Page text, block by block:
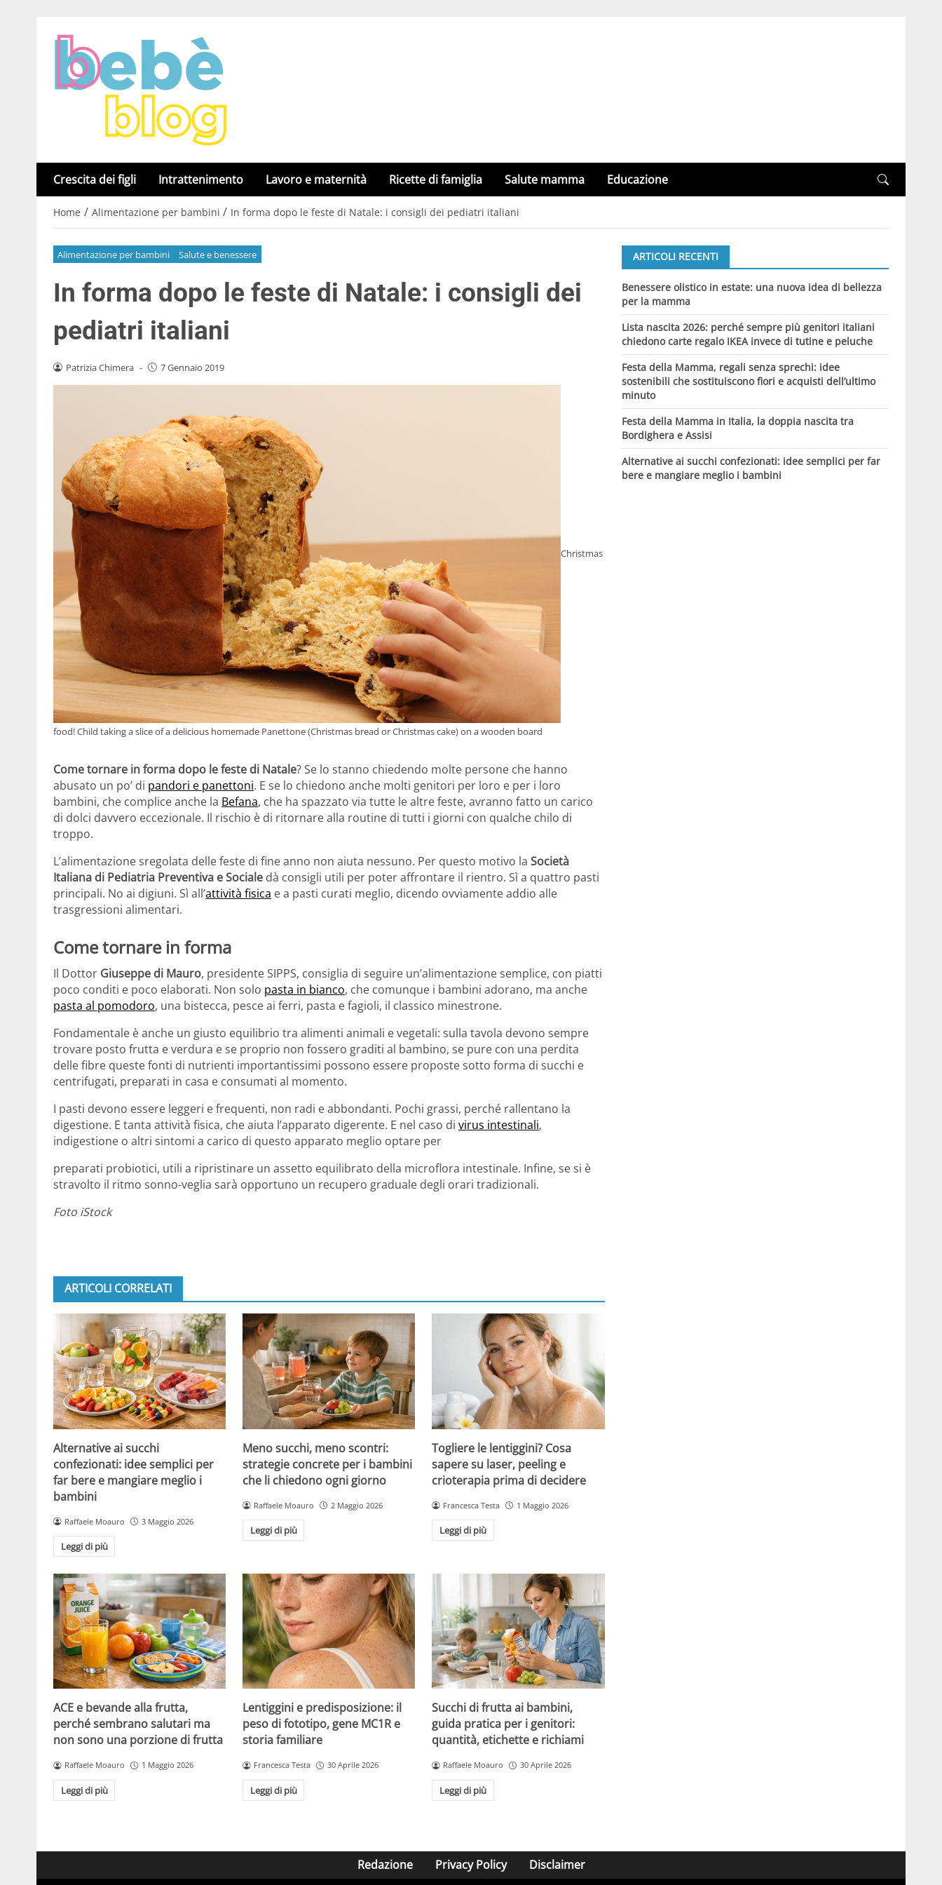
Crescita dei figli Intrattenimento Lavoro e maternità Ricette di famiglia Salute mamma Educazione
Home / Alimentazione per bambini / In forma dopo le feste di Natale: i consigli dei pediatri italiani
Alimentazione per bambini Salute e benessere
In forma dopo le feste di Natale: i consigli dei
pediatri italiani
Patrizia Chimera - 7 Gennaio 2019
Christmas
food! Child taking a slice of a delicious homemade Panettone (Christmas bread or Christmas cake) on a wooden board
Come tornare in forma dopo le feste di Natale? Se lo stanno chiedendo molte persone che hanno
abusato un po’ di pandori e panettoni. E se lo chiedono anche molti genitori per loro e per i loro
bambini, che complice anche la Befana, che ha spazzato via tutte le altre feste, avranno fatto un carico
di dolci davvero eccezionale. Il rischio è di ritornare alla routine di tutti i giorni con qualche chilo di
troppo.
L’alimentazione sregolata delle feste di fine anno non aiuta nessuno. Per questo motivo la Società
Italiana di Pediatria Preventiva e Sociale dà consigli utili per poter affrontare il rientro. Sì a quattro pasti
principali. No ai digiuni. Sì all’attività fisica e a pasti curati meglio, dicendo ovviamente addio alle
trasgressioni alimentari.
Come tornare in forma
Il Dottor Giuseppe di Mauro, presidente SIPPS, consiglia di seguire un’alimentazione semplice, con piatti
poco conditi e poco elaborati. Non solo pasta in bianco, che comunque i bambini adorano, ma anche
pasta al pomodoro, una bistecca, pesce ai ferri, pasta e fagioli, il classico minestrone.
Fondamentale è anche un giusto equilibrio tra alimenti animali e vegetali: sulla tavola devono sempre
trovare posto frutta e verdura e se proprio non fossero graditi al bambino, se pure con una perdita
delle fibre queste fonti di nutrienti importantissimi possono essere proposte sotto forma di succhi e
centrifugati, preparati in casa e consumati al momento.
I pasti devono essere leggeri e frequenti, non radi e abbondanti. Pochi grassi, perché rallentano la
digestione. E tanta attività fisica, che aiuta l’apparato digerente. E nel caso di virus intestinali,
indigestione o altri sintomi a carico di questo apparato meglio optare per
preparati probiotici, utili a ripristinare un assetto equilibrato della microflora intestinale. Infine, se si è
stravolto il ritmo sonno-veglia sarà opportuno un recupero graduale degli orari tradizionali.
Foto iStock
ARTICOLI CORRELATI
Alternative ai succhi
confezionati: idee semplici per
far bere e mangiare meglio i
bambini
Raffaele Moauro 3 Maggio 2026
Leggi di più
Meno succhi, meno scontri:
strategie concrete per i bambini
che li chiedono ogni giorno
Raffaele Moauro 2 Maggio 2026
Leggi di più
Togliere le lentiggini? Cosa
sapere su laser, peeling e
crioterapia prima di decidere
Francesca Testa 1 Maggio 2026
Leggi di più
ACE e bevande alla frutta,
perché sembrano salutari ma
non sono una porzione di frutta
Raffaele Moauro 1 Maggio 2026
Leggi di più
Lentiggini e predisposizione: il
peso di fototipo, gene MC1R e
storia familiare
Francesca Testa 30 Aprile 2026
Leggi di più
Succhi di frutta ai bambini,
guida pratica per i genitori:
quantità, etichette e richiami
Raffaele Moauro 30 Aprile 2026
Leggi di più
ARTICOLI RECENTI
Benessere olistico in estate: una nuova idea di bellezza
per la mamma
Lista nascita 2026: perché sempre più genitori italiani
chiedono carte regalo IKEA invece di tutine e peluche
Festa della Mamma, regali senza sprechi: idee
sostenibili che sostituiscono fiori e acquisti dell’ultimo
minuto
Festa della Mamma in Italia, la doppia nascita tra
Bordighera e Assisi
Alternative ai succhi confezionati: idee semplici per far
bere e mangiare meglio i bambini
Redazione Privacy Policy Disclaimer